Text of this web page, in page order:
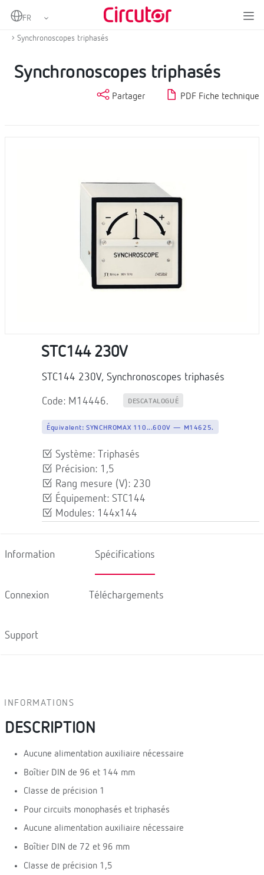
Home
Synchronoscopes triphasés
Synchronoscopes triphasés
Partager PDF Fiche technique
STC144 230V
STC144 230V, Synchronoscopes triphasés
Code: M14446. DESCATALOGUÉ
Équivalent: SYNCHROMAX 110...600V — M14625.
Système: Triphasés
Précision: 1,5
Rang mesure (V): 230
Équipement: STC144
Modules: 144x144
Information Spécifications
Connexion Téléchargements
Support
INFORMATIONS
DESCRIPTION
Aucune alimentation auxiliaire nécessaire
Boîtier DIN de 96 et 144 mm
Classe de précision 1
Pour circuits monophasés et triphasés
Aucune alimentation auxiliaire nécessaire
Boîtier DIN de 72 et 96 mm
Classe de précision 1,5